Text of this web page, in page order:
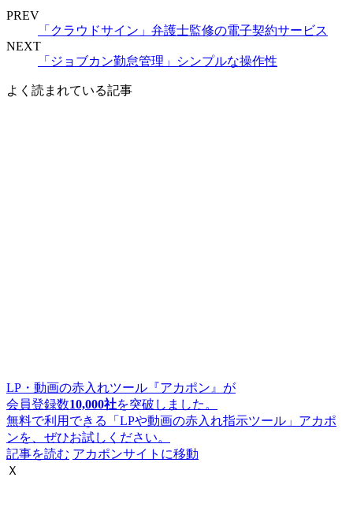
PREV
「クラウドサイン」弁護士監修の電子契約サービス
NEXT
「ジョブカン勤怠管理」シンプルな操作性
よく読まれている記事
LP・動画の赤入れツール『アカポン』が
会員登録数10,000社を突破しました。
無料で利用できる「LPや動画の赤入れ指示ツール」アカポ
ンを、ぜひお試しください。
記事を読む アカポンサイトに移動
Ｘ